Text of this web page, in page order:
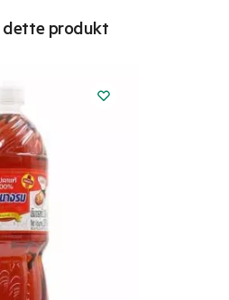
dette produkt